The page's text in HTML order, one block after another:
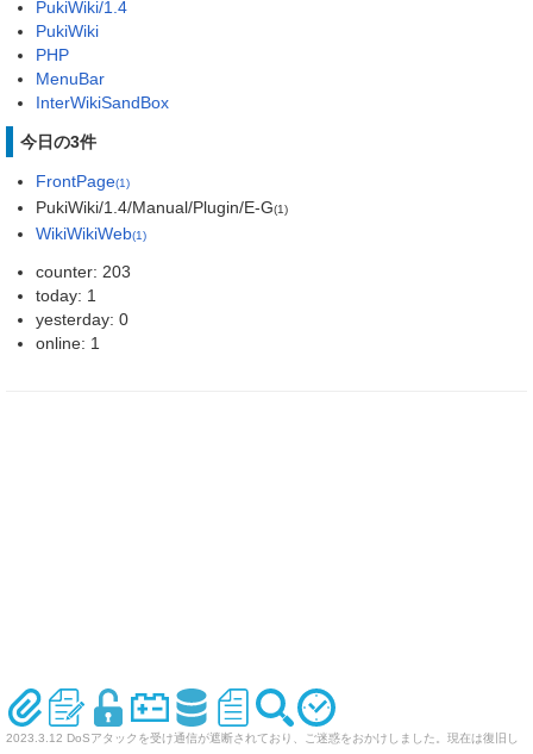
PukiWiki/1.4
PukiWiki
PHP
MenuBar
InterWikiSandBox
今日の3件
FrontPage(1)
PukiWiki/1.4/Manual/Plugin/E-G(1)
WikiWikiWeb(1)
counter: 203
today: 1
yesterday: 0
online: 1
2023.3.12 DoSアタックを受け通信が遮断されており、ご迷惑をおかけしました。現在は復旧し